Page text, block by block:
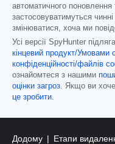
автоматичного поновлення
застосовуватимуться
змінюватися, хоча ми
Усі версії SpyHunter
кінцевий продукт/Умовами
конфіденційності/файлів
ознайомтеся з нашими
оцінки загроз . Якщо ви
це зробити
Додому Етапи